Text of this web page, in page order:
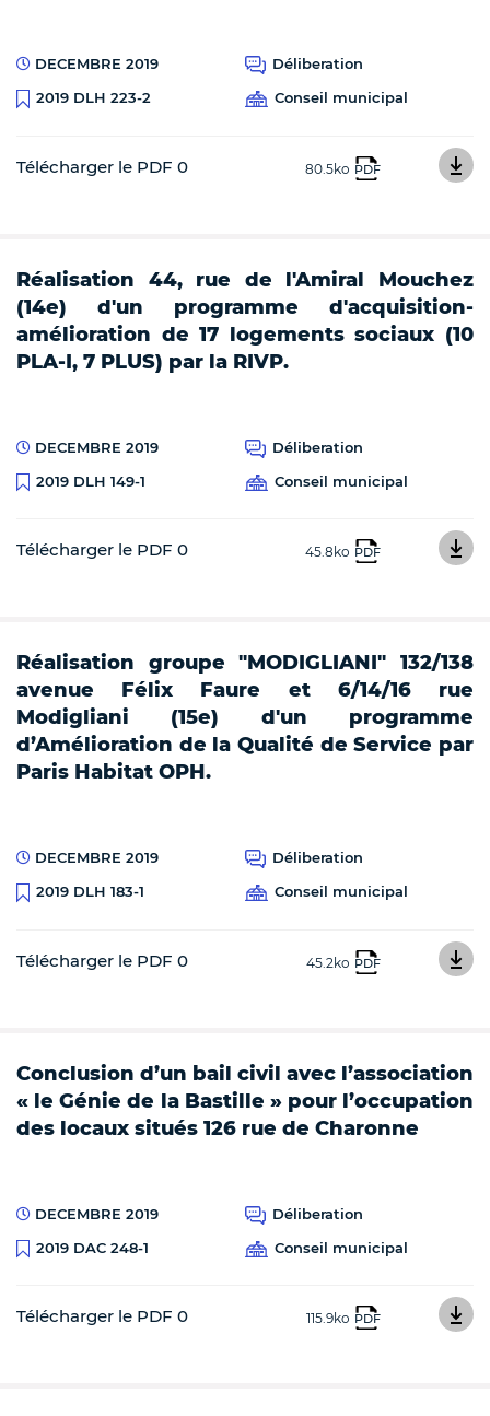
DECEMBRE 2019
Déliberation
2019 DLH 223-2
Conseil municipal
Télécharger le PDF 0 80.5ko PDF
Réalisation 44, rue de l'Amiral Mouchez
(14e) d'un programme d'acquisition-
amélioration de 17 logements sociaux (10
PLA-I, 7 PLUS) par la RIVP.
DECEMBRE 2019
Déliberation
2019 DLH 149-1
Conseil municipal
Télécharger le PDF 0 45.8ko PDF
Réalisation groupe "MODIGLIANI" 132/138
avenue Félix Faure et 6/14/16 rue
Modigliani (15e) d'un programme
d’Amélioration de la Qualité de Service par
Paris Habitat OPH.
DECEMBRE 2019
Déliberation
2019 DLH 183-1
Conseil municipal
Télécharger le PDF 0 45.2ko PDF
Conclusion d’un bail civil avec l’association
« le Génie de la Bastille » pour l’occupation
des locaux situés 126 rue de Charonne
DECEMBRE 2019
Déliberation
2019 DAC 248-1
Conseil municipal
Télécharger le PDF 0 115.9ko PDF